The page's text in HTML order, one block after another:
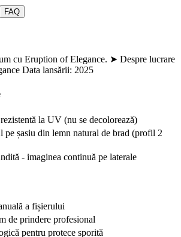
FAQ
cu Eruption of Elegance. ➤ Despre lucrare
Data lansării: 2025
la UV (nu se decolorează)
pe șasiu din lemn natural de brad (profil 2
- imaginea continuă pe laterale
a fișierului
de prindere profesional
pentru protece sporită